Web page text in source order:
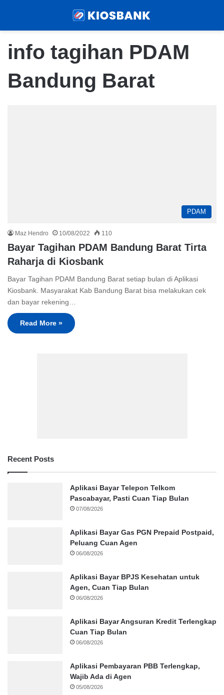
info tagihan PDAM
Bandung Barat
PDAM
Maz Hendro 10/08/2022 110
Bayar Tagihan PDAM Bandung Barat Tirta
Raharja di Kiosbank
Bayar Tagihan PDAM Bandung Barat setiap bulan di Aplikasi
Kiosbank. Masyarakat Kab Bandung Barat bisa melakukan cek
dan bayar rekening…
Read More »
Recent Posts
Aplikasi Bayar Telepon Telkom
Pascabayar, Pasti Cuan Tiap Bulan
07/08/2026
Aplikasi Bayar Gas PGN Prepaid Postpaid,
Peluang Cuan Agen
06/08/2026
Aplikasi Bayar BPJS Kesehatan untuk
Agen, Cuan Tiap Bulan
06/08/2026
Aplikasi Bayar Angsuran Kredit Terlengkap
Cuan Tiap Bulan
06/08/2026
Aplikasi Pembayaran PBB Terlengkap,
Wajib Ada di Agen
05/08/2026